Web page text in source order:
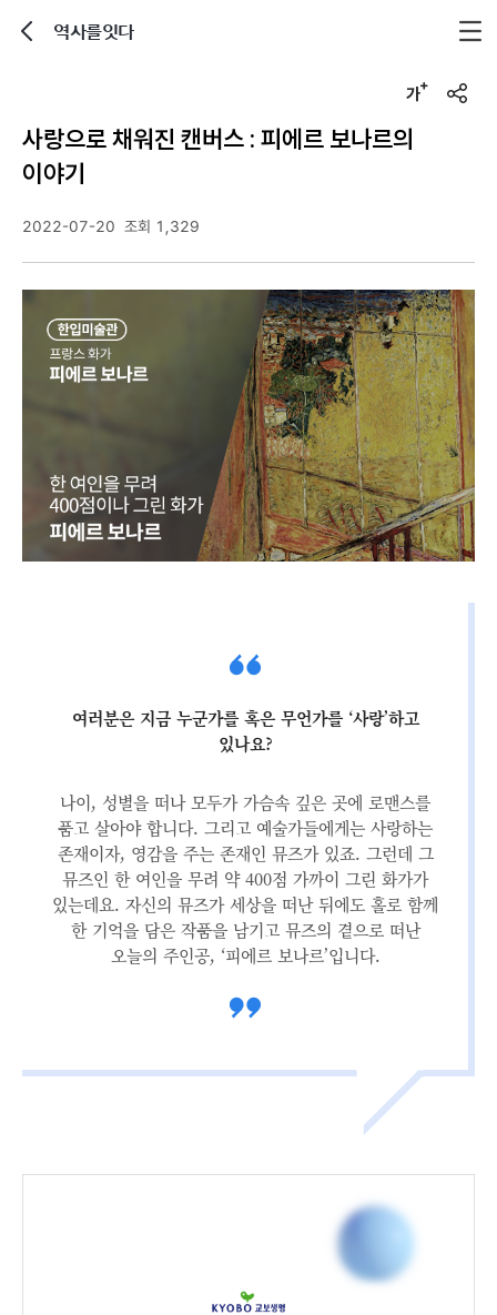
역사를잇다
u
사랑으로 채워진 캔버스 : 피에르 보나르의
이야기
2022-07-20 조회 1,329
여러분은 지금 누군가를 혹은 무언가를 ‘사랑’하고
있나요?
나이, 성별을 떠나 모두가 가슴속 깊은 곳에 로맨스를
품고 살아야 합니다. 그리고 예술가들에게는 사랑하는
존재이자, 영감을 주는 존재인 뮤즈가 있죠. 그런데 그
뮤즈인 한 여인을 무려 약 400점 가까이 그린 화가가
있는데요. 자신의 뮤즈가 세상을 떠난 뒤에도 홀로 함께
한 기억을 담은 작품을 남기고 뮤즈의 곁으로 떠난
오늘의 주인공, ‘피에르 보나르’입니다.